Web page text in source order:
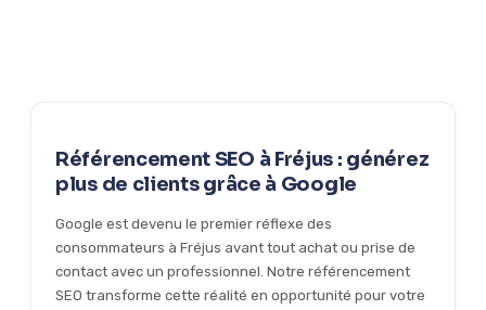
zone.Référencement SEO à Fréjus : générez
plus de clients grâce à Google
Google est devenu le premier réflexe des
consommateurs à Fréjus avant tout achat ou prise de
contact avec un professionnel. Notre référencement
SEO transforme cette réalité en opportunité pour votre